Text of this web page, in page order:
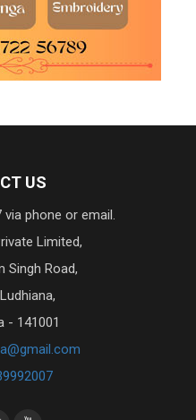
US
via phone or email.
Limited,
Singh Road,
- 141001